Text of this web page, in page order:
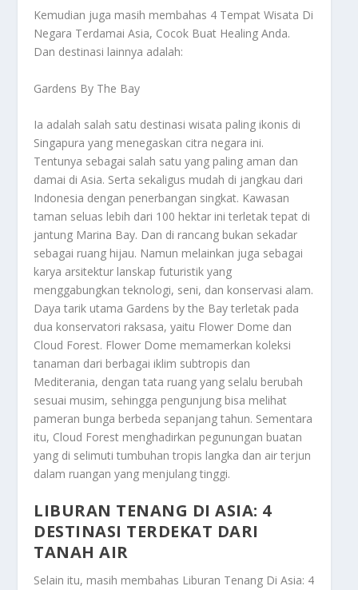
Kemudian juga masih membahas 4 Tempat Wisata Di
Negara Terdamai Asia, Cocok Buat Healing Anda.
Dan destinasi lainnya adalah:
Gardens By The Bay
Ia adalah salah satu destinasi wisata paling ikonis di
Singapura yang menegaskan citra negara ini.
Tentunya sebagai salah satu yang paling aman dan
damai di Asia. Serta sekaligus mudah di jangkau dari
Indonesia dengan penerbangan singkat. Kawasan
taman seluas lebih dari 100 hektar ini terletak tepat di
jantung Marina Bay. Dan di rancang bukan sekadar
sebagai ruang hijau. Namun melainkan juga sebagai
karya arsitektur lanskap futuristik yang
menggabungkan teknologi, seni, dan konservasi alam.
Daya tarik utama Gardens by the Bay terletak pada
dua konservatori raksasa, yaitu Flower Dome dan
Cloud Forest. Flower Dome memamerkan koleksi
tanaman dari berbagai iklim subtropis dan
Mediterania, dengan tata ruang yang selalu berubah
sesuai musim, sehingga pengunjung bisa melihat
pameran bunga berbeda sepanjang tahun. Sementara
itu, Cloud Forest menghadirkan pegunungan buatan
yang di selimuti tumbuhan tropis langka dan air terjun
dalam ruangan yang menjulang tinggi.
LIBURAN TENANG DI ASIA: 4
DESTINASI TERDEKAT DARI
TANAH AIR
Selain itu, masih membahas Liburan Tenang Di Asia: 4